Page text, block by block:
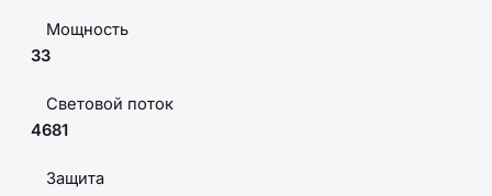
Мощность
33
Световой поток
4681
Защита